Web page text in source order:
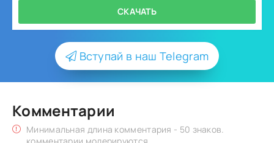
СКАЧАТЬ
Вступай в наш Telegram
Комментарии
Минимальная длина комментария - 50 знаков.